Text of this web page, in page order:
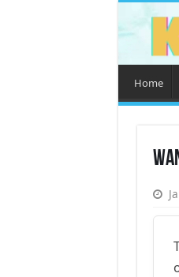
Home